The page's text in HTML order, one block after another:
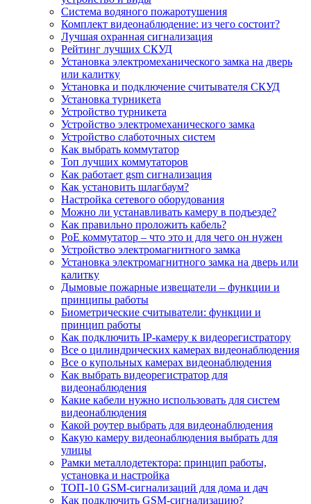
Система водяного пожаротушения
Комплект видеонаблюдение: из чего состоит?
Лучшая охранная сигнализация
Рейтинг лучших СКУД
Установка электромеханического замка на дверь
или калитку
Установка и подключение считывателя СКУД
Установка турникета
Устройство турникета
Устройство электромеханического замка
Устройство слаботочных систем
Как выбрать коммутатор
Топ лучших коммутаторов
Как работает gsm сигнализация
Как установить шлагбаум?
Настройка сетевого оборудования
Можно ли устанавливать камеру в подъезде?
Как правильно проложить кабель?
PoE коммутатор – что это и для чего он нужен
Устройство электромагнитного замка
Установка электромагнитного замка на дверь или
калитку
Дымовые пожарные извещатели – функции и
принципы работы
Биометрические считыватели: функции и
принцип работы
Как подключить IP-камеру к видеорегистратору
Все о цилиндрических камерах видеонаблюдения
Все о купольных камерах видеонаблюдения
Как выбрать видеорегистратор для
видеонаблюдения
Какие кабели нужно использовать для систем
видеонаблюдения
Какой роутер выбрать для видеонаблюдения
Какую камеру видеонаблюдения выбрать для
улицы
Рамки металлодетектора: принцип работы,
установка и настройка
ТОП-10 GSM-сигнализаций для дома и дач
Как подключить GSM-сигнализацию?